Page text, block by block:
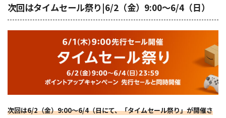
次回はタイムセール祭り|6/2（金）9:00～6/4（日）
次回は6/2（金）9:00～6/4（日にて、「タイムセール祭り」が開催さ